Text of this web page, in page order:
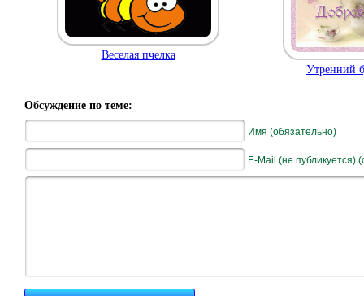
Веселая пчелка
Утренний
Обсуждение по теме:
Имя (обязательно)
E-Mail (не публикуется)